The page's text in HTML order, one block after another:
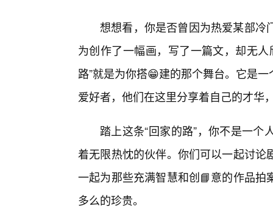
想想看，你是否曾因为热爱某部冷
为创作了一幅画，写了一篇文，却无
路”就是为你搭😁建的那个舞台。它是
爱好者，他们在这里分享着自己的才华
踏上这条“回家的路”，你不是一
着无限热忱的伙伴。你们可以一起讨
一起为那些充满智慧和创📘意的作品
多么的珍贵。